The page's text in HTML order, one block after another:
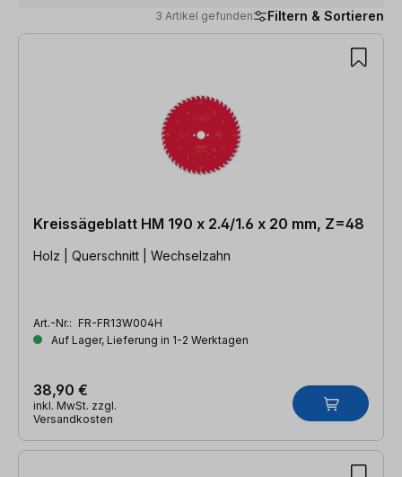
3 Artikel gefunden Filtern & Sortieren
3 Artikel gefunden
Kreissägeblatt HM 190 x 2.4/1.6 x 20 mm, Z=48
Holz | Querschnitt | Wechselzahn
Art.-Nr.: FR-FR13W004H
Auf Lager, Lieferung in 1-2 Werktagen
38,90 €
inkl. MwSt. zzgl.
Versandkosten